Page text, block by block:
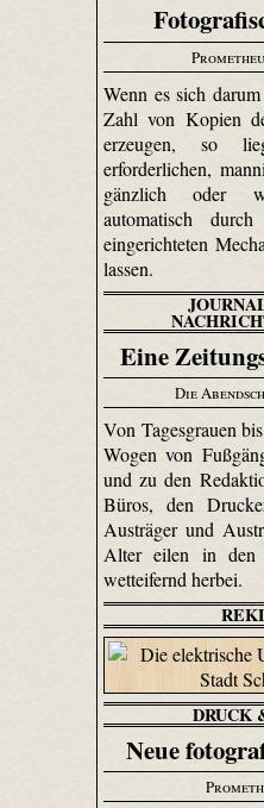
Wenn es sich
Zahl von Kopien
erzeugen, so
erforderlichen,
gänzlich oder
automatisch
eingerichteten
lassen.
Eine
Die
Von Tagesgrauen
Wogen von
und zu den
Büros, den
Austräger und
Alter eilen in den
wetteifernd herbei.
DRUCK
Neue